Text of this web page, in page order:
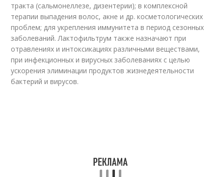
тракта (сальмонеллезе, дизентерии); в комплексной
терапии выпадения волос, акне и др. косметологических
проблем; для укрепления иммунитета в период сезонных
заболеваний. Лактофильтрум также назначают при
отравлениях и интоксикациях различными веществами,
при инфекционных и вирусных заболеваниях с целью
ускорения элиминации продуктов жизнедеятельности
бактерий и вирусов.